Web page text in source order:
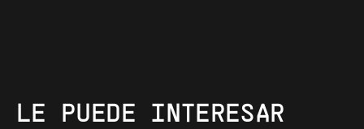
LE PUEDE INTERESAR